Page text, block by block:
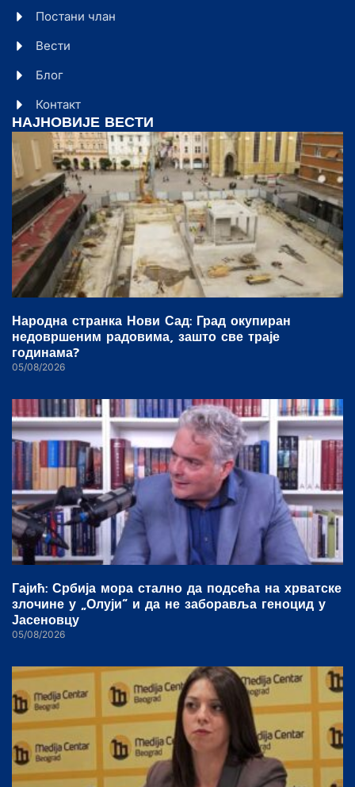
Постани члан
Вести
Блог
Контакт
НАЈНОВИЈЕ ВЕСТИ
Народна странка Нови Сад: Град окупиран
недовршеним радовима, зашто све траје
годинама?
05/08/2026
Гајић: Србија мора стално да подсећа на хрватске
злочине у „Олуји“ и да не заборавља геноцид у
Јасеновцу
05/08/2026